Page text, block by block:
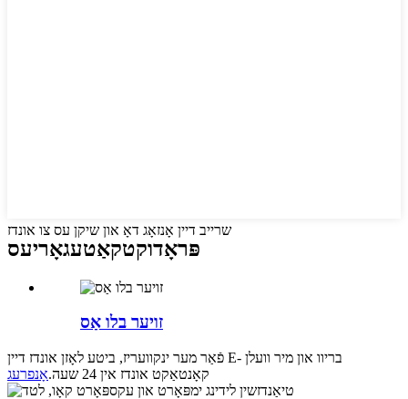
שרייב דיין אָנזאָג דאָ און שיקן עס צו אונדז
פּראָדוקטקאַטעגאָריעס
זויער בלו אַס
פֿאַר מער ינקוועריז, ביטע לאָזן אונדז דיין E- בריוו און מיר וועלן
קאָנטאַקט אונדז אין 24 שעה.
אָנפרעג